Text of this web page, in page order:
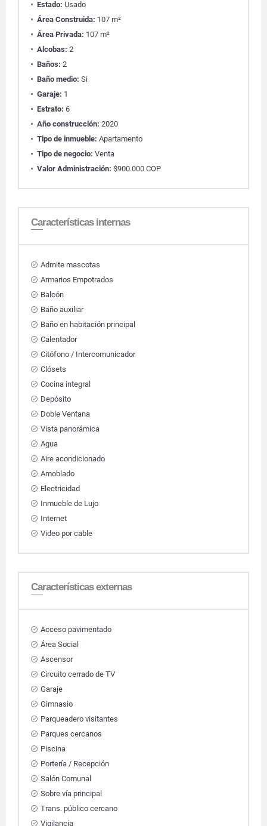
Estado: Usado
Área Construida: 107 m²
Área Privada: 107 m²
Alcobas: 2
Baños: 2
Baño medio: Si
Garaje: 1
Estrato: 6
Año construcción: 2020
Tipo de inmueble: Apartamento
Tipo de negocio: Venta
Valor Administración: $900.000 COP
Características internas
Admite mascotas
Armarios Empotrados
Balcón
Baño auxiliar
Baño en habitación principal
Calentador
Citófono / Intercomunicador
Clósets
Cocina integral
Depósito
Doble Ventana
Vista panorámica
Agua
Aire acondicionado
Amoblado
Electricidad
Inmueble de Lujo
Internet
Video por cable
Características externas
Acceso pavimentado
Área Social
Ascensor
Circuito cerrado de TV
Garaje
Gimnasio
Parqueadero visitantes
Parques cercanos
Piscina
Portería / Recepción
Salón Comunal
Sobre vía principal
Trans. público cercano
Vigilancia